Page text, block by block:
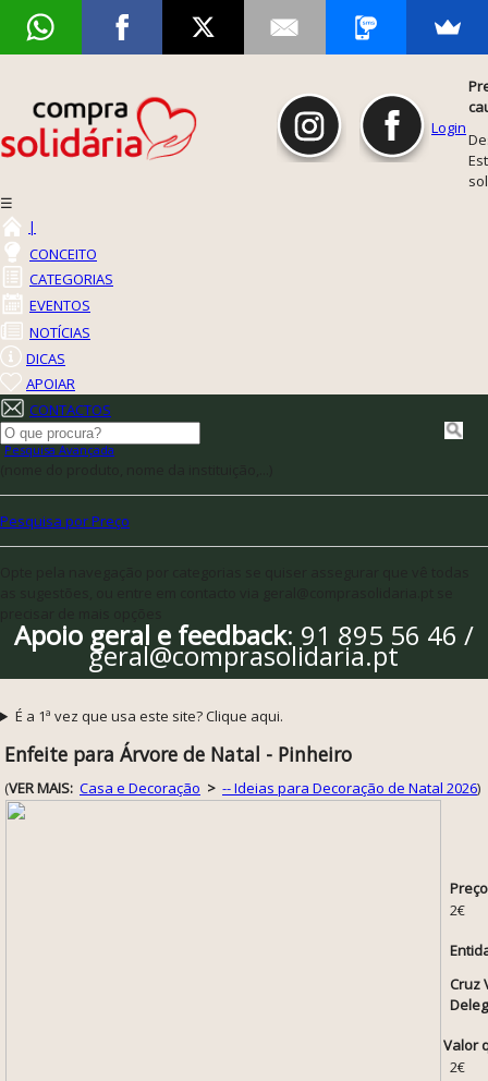
Login
☰
|
CONCEITO
CATEGORIAS
EVENTOS
NOTÍCIAS
DICAS
APOIAR
CONTACTOS
Pesquisa Avançada
Pesquisa por Preço
Apoio geral e feedback: 91 895 56 46 /
geral@comprasolidaria.pt
É a 1ª vez que usa este site? Clique aqui.
Enfeite para Árvore de Natal - Pinheiro
(VER MAIS: Casa e Decoração > -- Ideias para Decoração de Natal 2026)
2€
Cruz
Valor
2€